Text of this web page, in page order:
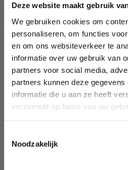
Deze website maakt gebruik
We gebruiken cookies om
personaliseren, om functies
en om ons websiteverkeer te
informatie over uw gebruik van
partners voor social media,
partners kunnen deze
informatie die u aan ze heeft
verzameld op basis van uw
Noodzakelijk
Altijd een schilder bij
Prijsindicatie starten
👉 Inzicht in enkele minuten